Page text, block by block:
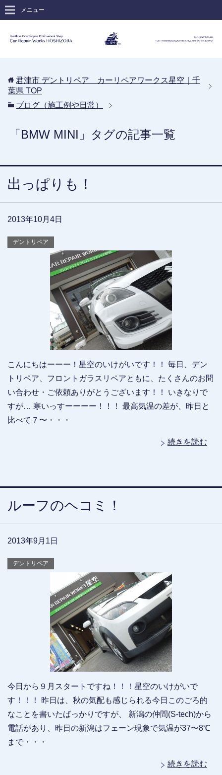
メニュー
君津市 デントリペア カーリペアワークス星空｜千
葉県 TOP
ブログ（施工例や日常）
「BMW MINI」タグの記事一覧
出っぱりも！
2013年10月4日
デントリペア
こんにちはーーー！星空のいけがいです！！ 毎日、デン
トリペア、フロントガラスリペアともに、たくさんのお問
い合わせ・ご依頼ありがとうございます！！ いきなりで
すが… 寒いっすーーーー！！！ 最高気温の差が、昨日と
比べて７〜・・・
続きを読む
ルーフのヘコミ！
2013年9月1日
デントリペア
今日から９月スタートですね！！！星空のいけがいで
す！！！ 昨日は、秋の気配も感じられる今日このごろ的
なことを書いたばっかりですが、 新潟の仲間(S-tech)から
電話があり、昨日の新潟はフェーン現象で気温が37〜8℃
まで・・・
続きを読む